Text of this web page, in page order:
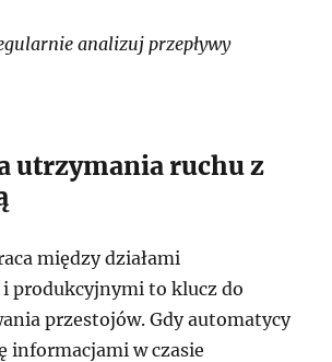
analizuj przepływy
utrzymania ruchu z
między działami
produkcyjnymi to klucz do
przestojów. Gdy automatycy
informacjami w czasie